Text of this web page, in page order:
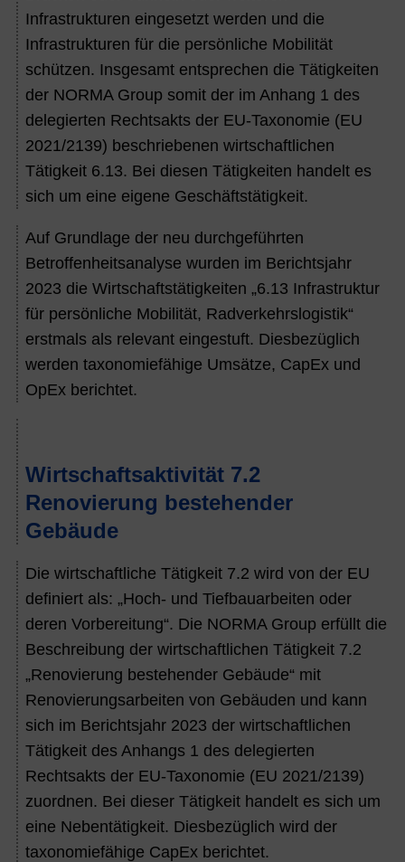
Infrastrukturen eingesetzt werden und die
Infrastrukturen für die persönliche Mobilität
schützen. Insgesamt entsprechen die Tätigkeiten
der NORMA Group somit der im Anhang 1 des
delegierten Rechtsakts der EU-Taxonomie (EU
2021/2139) beschriebenen wirtschaftlichen
Tätigkeit 6.13. Bei diesen Tätigkeiten handelt es
sich um eine eigene Geschäftstätigkeit.
Auf Grundlage der neu durchgeführten
Betroffenheitsanalyse wurden im Berichtsjahr
2023 die Wirtschaftstätigkeiten „6.13 Infrastruktur
für persönliche Mobilität, Radverkehrslogistik“
erstmals als relevant eingestuft. Diesbezüglich
werden taxonomiefähige Umsätze, CapEx und
OpEx berichtet.
Wirtschaftsaktivität 7.2
Renovierung bestehender
Gebäude
Die wirtschaftliche Tätigkeit 7.2 wird von der EU
definiert als: „Hoch- und Tiefbauarbeiten oder
deren Vorbereitung“. Die NORMA Group erfüllt die
Beschreibung der wirtschaftlichen Tätigkeit 7.2
„Renovierung bestehender Gebäude“ mit
Renovierungsarbeiten von Gebäuden und kann
sich im Berichtsjahr 2023 der wirtschaftlichen
Tätigkeit des Anhangs 1 des delegierten
Rechtsakts der EU-Taxonomie (EU 2021/2139)
zuordnen. Bei dieser Tätigkeit handelt es sich um
eine Nebentätigkeit. Diesbezüglich wird der
taxonomiefähige CapEx berichtet.